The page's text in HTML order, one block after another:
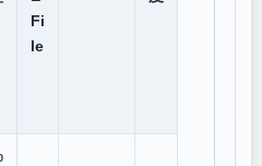
Fi
le